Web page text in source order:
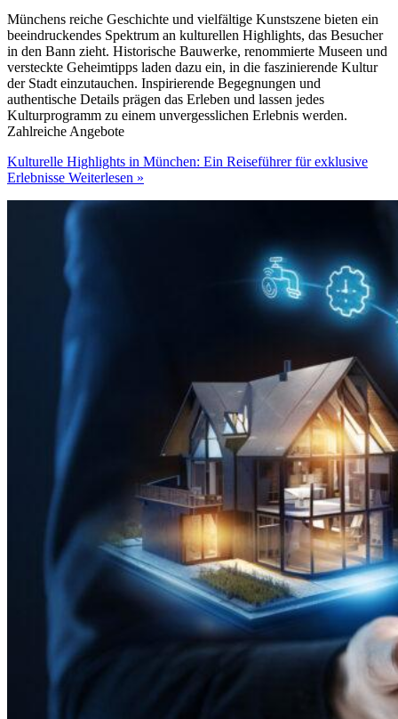
Münchens reiche Geschichte und vielfältige Kunstszene bieten ein
beeindruckendes Spektrum an kulturellen Highlights, das Besucher
in den Bann zieht. Historische Bauwerke, renommierte Museen und
versteckte Geheimtipps laden dazu ein, in die faszinierende Kultur
der Stadt einzutauchen. Inspirierende Begegnungen und
authentische Details prägen das Erleben und lassen jedes
Kulturprogramm zu einem unvergesslichen Erlebnis werden.
Zahlreiche Angebote
Kulturelle Highlights in München: Ein Reiseführer für exklusive
Erlebnisse Weiterlesen »